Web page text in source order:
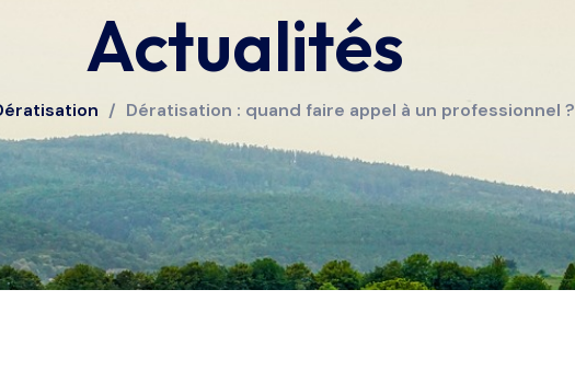
Actualités
/ Dératisation : quand faire appel à un professionnel ?